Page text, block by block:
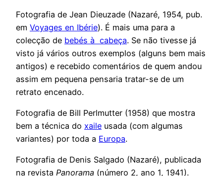
Fotografia de Jean Dieuzade (Nazaré, 1954, pub.
em Voyages en Ibérie). É mais uma para a
colecção de bebés à cabeça. Se não tivesse já
visto já vários outros exemplos (alguns bem mais
antigos) e recebido comentários de quem andou
assim em pequena pensaria tratar-se de um
retrato encenado.
Fotografia de Bill Perlmutter (1958) que mostra
bem a técnica do xaile usada (com algumas
variantes) por toda a Europa.
Fotografia de Denis Salgado (Nazaré), publicada
na revista Panorama (número 2, ano 1, 1941).